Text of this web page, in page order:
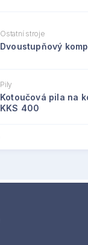
Ostatní stroje
Dvoustupňový
Pily
Kotoučová pila na
KKS 400